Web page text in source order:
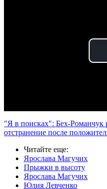
"Я в поисках": Бех-Романчук
отстранение после
Читайте еще:
Ярослава Магучих
Прыжки в высоту
Ярослава Магучих
Юлия Левченко